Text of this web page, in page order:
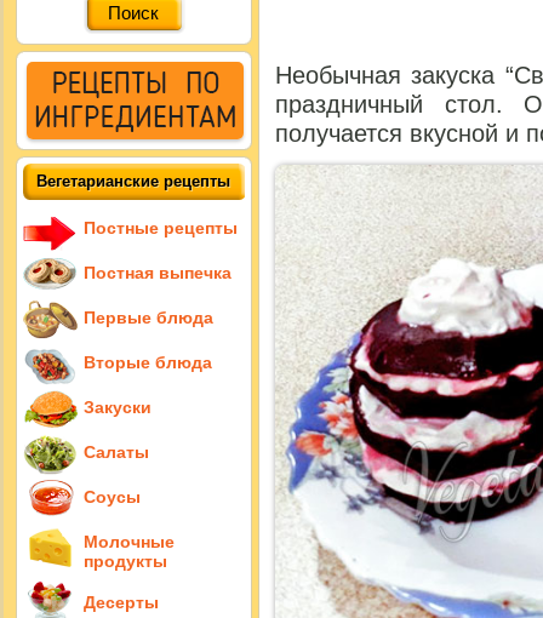
Необычная закуска
праздничный стол.
получается вкусной и
Вегетарианские рецепты
Постные рецепты
Постная выпечка
Первые блюда
Вторые блюда
Закуски
Салаты
Соусы
Молочные
продукты
Десерты